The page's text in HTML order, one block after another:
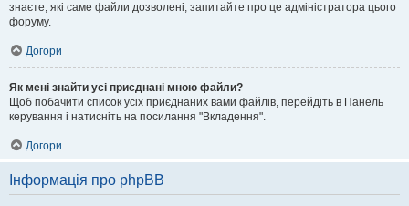
знаєте, які саме файли дозволені, запитайте про це адміністратора цього
форуму.
Догори
Як мені знайти усі приєднані мною файли?
Щоб побачити список усіх приєднаних вами файлів, перейдіть в Панель
керування і натисніть на посилання "Вкладення".
Догори
Інформація про phpBB